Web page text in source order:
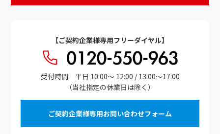
【ご契約企業様専用フリーダイヤル】
受付時間 平日 10:00～ 12:00 / 13:00～17:00
（当社指定の休業日は除く）
ご契約企業様専用お問い合わせフォーム